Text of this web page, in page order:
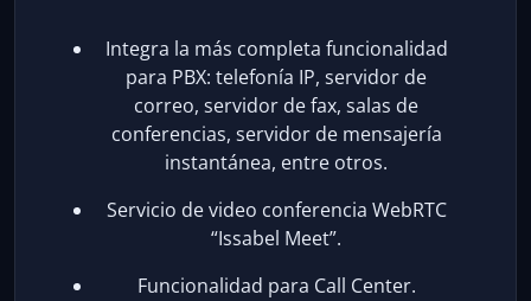
Integra la más completa funcionalidad
para PBX: telefonía IP, servidor de
correo, servidor de fax, salas de
conferencias, servidor de mensajería
instantánea, entre otros.
Servicio de video conferencia WebRTC
“Issabel Meet”.
Funcionalidad para Call Center.